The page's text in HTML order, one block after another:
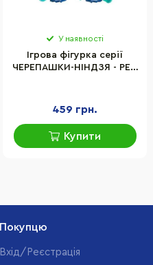
У наявності
Ігрова фігурка серії
ЧЕРЕПАШКИ-НІНДЗЯ - РЕЙ
459 грн.
Купити
Покупцю
Вхід/Реєстрація